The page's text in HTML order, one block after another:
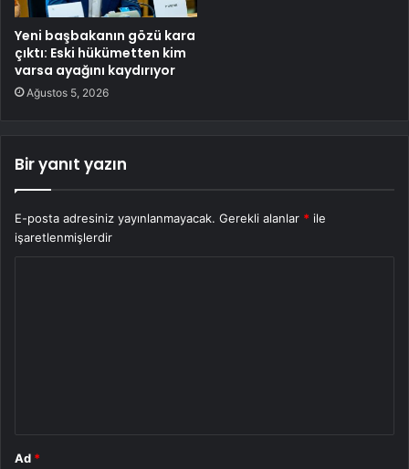
Yeni başbakanın gözü kara
çıktı: Eski hükümetten kim
varsa ayağını kaydırıyor
Ağustos 5, 2026
Bir yanıt yazın
E-posta adresiniz yayınlanmayacak. Gerekli alanlar * ile
işaretlenmişlerdir
Ad *